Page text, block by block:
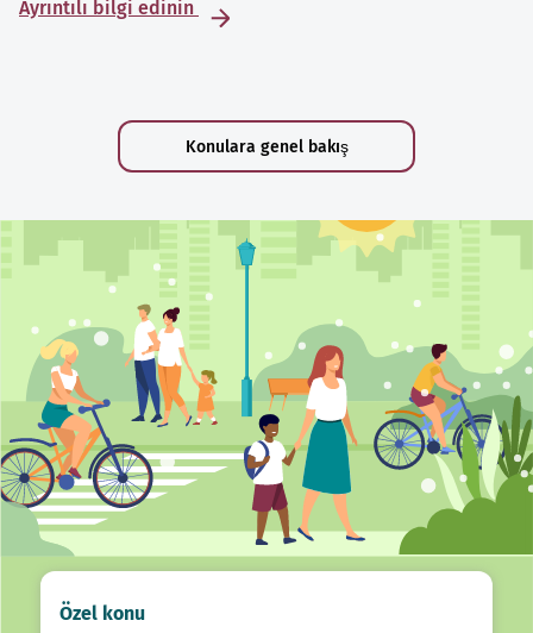
Ayrıntılı bilgi edinin
Konulara genel bakış
Özel konu